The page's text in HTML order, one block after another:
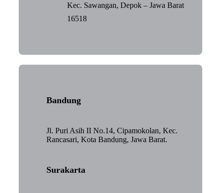
Kec. Sawangan, Depok – Jawa Barat
16518
Bandung
Jl. Puri Asih II No.14, Cipamokolan, Kec.
Rancasari, Kota Bandung, Jawa Barat.
Surakarta